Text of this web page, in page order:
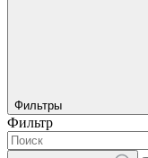
Фильтры
Фильтр